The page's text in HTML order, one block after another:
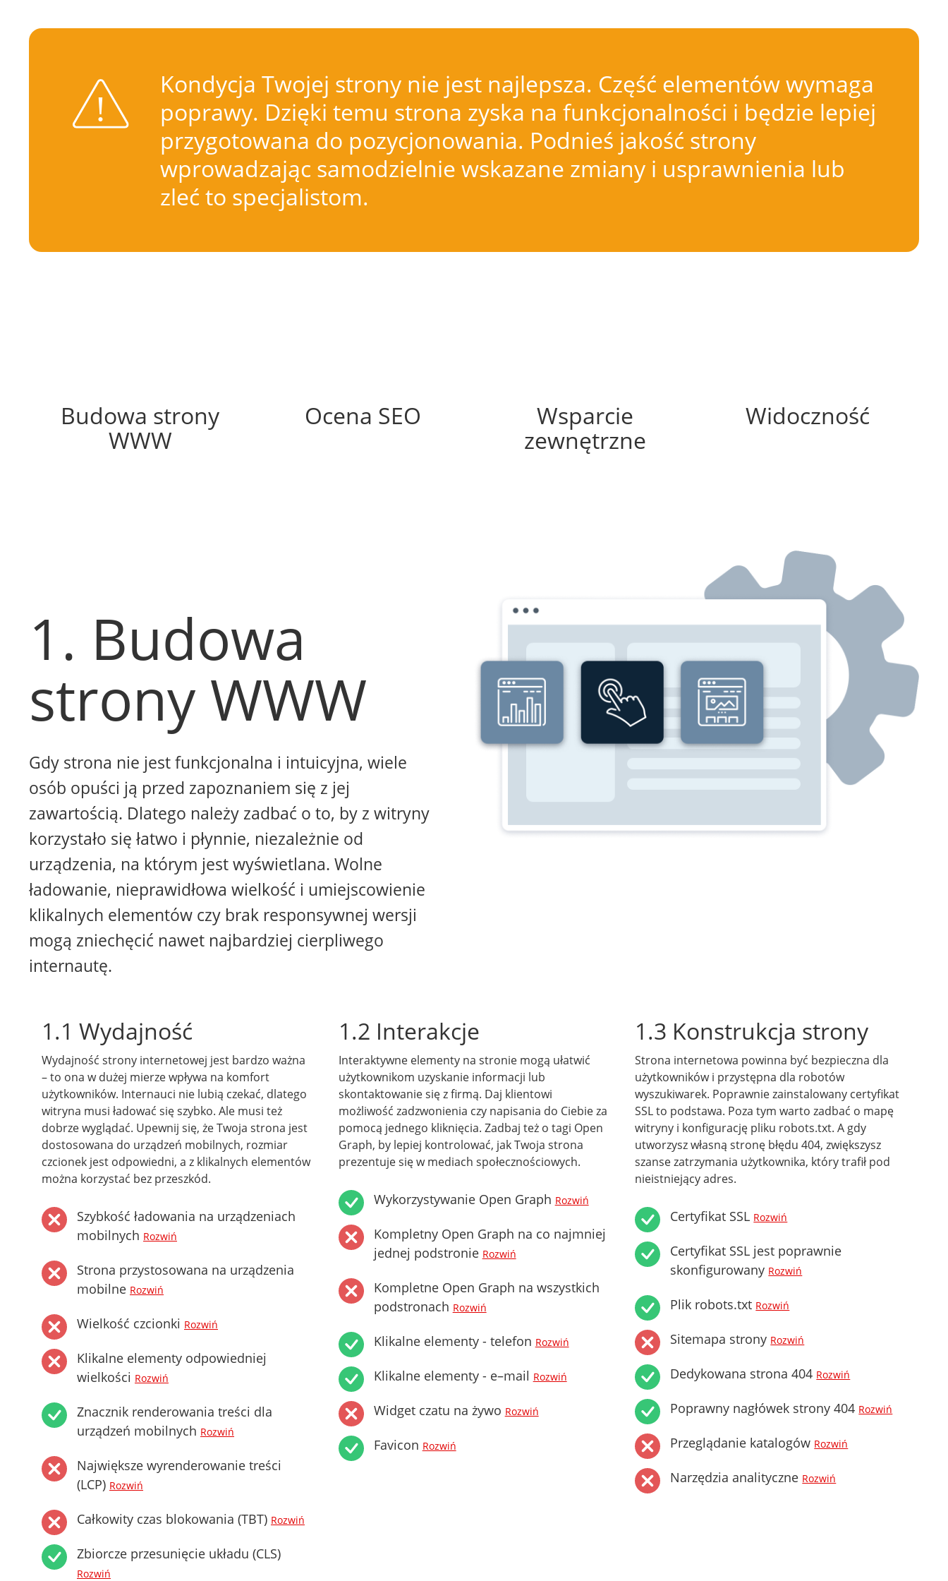
Kondycja Twojej strony nie jest najlepsza. Część elementów wymaga
poprawy. Dzięki temu strona zyska na funkcjonalności i będzie lepiej
przygotowana do pozycjonowania. Podnieś jakość strony
wprowadzając samodzielnie wskazane zmiany i usprawnienia lub
zleć to specjalistom.
Budowa strony
WWW
Ocena SEO
Wsparcie
zewnętrzne
Widoczność
1. Budowa
strony WWW
Gdy strona nie jest funkcjonalna i intuicyjna, wiele
osób opuści ją przed zapoznaniem się z jej
zawartością. Dlatego należy zadbać o to, by z witryny
korzystało się łatwo i płynnie, niezależnie od
urządzenia, na którym jest wyświetlana. Wolne
ładowanie, nieprawidłowa wielkość i umiejscowienie
klikalnych elementów czy brak responsywnej wersji
mogą zniechęcić nawet najbardziej cierpliwego
internautę.
1.1 Wydajność
Wydajność strony internetowej jest bardzo ważna
– to ona w dużej mierze wpływa na komfort
użytkowników. Internauci nie lubią czekać, dlatego
witryna musi ładować się szybko. Ale musi też
dobrze wyglądać. Upewnij się, że Twoja strona jest
dostosowana do urządzeń mobilnych, rozmiar
czcionek jest odpowiedni, a z klikalnych elementów
można korzystać bez przeszkód.
Szybkość ładowania na urządzeniach
mobilnych Rozwiń
Strona przystosowana na urządzenia
mobilne Rozwiń
Wielkość czcionki Rozwiń
Klikalne elementy odpowiedniej
wielkości Rozwiń
Znacznik renderowania treści dla
urządzeń mobilnych Rozwiń
Największe wyrenderowanie treści
(LCP) Rozwiń
Całkowity czas blokowania (TBT) Rozwiń
Zbiorcze przesunięcie układu (CLS)
Rozwiń
1.2 Interakcje
Interaktywne elementy na stronie mogą ułatwić
użytkownikom uzyskanie informacji lub
skontaktowanie się z firmą. Daj klientowi
możliwość zadzwonienia czy napisania do Ciebie za
pomocą jednego kliknięcia. Zadbaj też o tagi Open
Graph, by lepiej kontrolować, jak Twoja strona
prezentuje się w mediach społecznościowych.
Wykorzystywanie Open Graph Rozwiń
Kompletny Open Graph na co najmniej
jednej podstronie Rozwiń
Kompletne Open Graph na wszystkich
podstronach Rozwiń
Klikalne elementy - telefon Rozwiń
Klikalne elementy - e–mail Rozwiń
Widget czatu na żywo Rozwiń
Favicon Rozwiń
1.3 Konstrukcja strony
Strona internetowa powinna być bezpieczna dla
użytkowników i przystępna dla robotów
wyszukiwarek. Poprawnie zainstalowany certyfikat
SSL to podstawa. Poza tym warto zadbać o mapę
witryny i konfigurację pliku robots.txt. A gdy
utworzysz własną stronę błędu 404, zwiększysz
szanse zatrzymania użytkownika, który trafił pod
nieistniejący adres.
Certyfikat SSL Rozwiń
Certyfikat SSL jest poprawnie
skonfigurowany Rozwiń
Plik robots.txt Rozwiń
Sitemapa strony Rozwiń
Dedykowana strona 404 Rozwiń
Poprawny nagłówek strony 404 Rozwiń
Przeglądanie katalogów Rozwiń
Narzędzia analityczne Rozwiń